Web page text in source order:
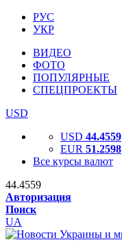
РУС
УКР
ВИДЕО
ФОТО
ПОПУЛЯРНЫЕ
СПЕЦПРОЕКТЫ
USD
USD 44.4559
EUR 51.2598
Все курсы валют
44.4559
Авторизация
Поиск
UA